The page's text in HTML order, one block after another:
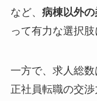
など、 病棟以外
って有力な選択肢
一方で、求人総数
正社員転職の交